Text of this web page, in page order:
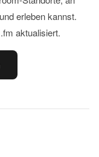
erleben kannst.
aktualisiert.